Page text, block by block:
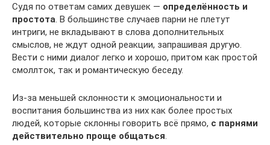
Судя по ответам самих девушек — определённость и
простота . В большинстве случаев парни не плетут
интриги, не вкладывают в слова дополнительных
смыслов, не ждут одной реакции, запрашивая другую.
Вести с ними диалог легко и хорошо, притом как простой
смоллток, так и романтическую беседу.
Из-за меньшей склонности к эмоциональности и
воспитания большинства из них как более простых
людей, которые склонны говорить всё прямо, с парнями
действительно проще общаться